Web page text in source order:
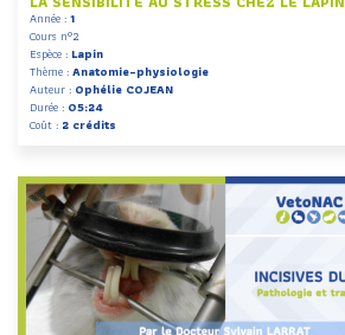
Année :1
Cours n°2
Espèce : Lapin
Thème :Anatomie-physiologie
Auteur : Ophélie COJEAN
Durée : 05:24
Coût : 2 crédits